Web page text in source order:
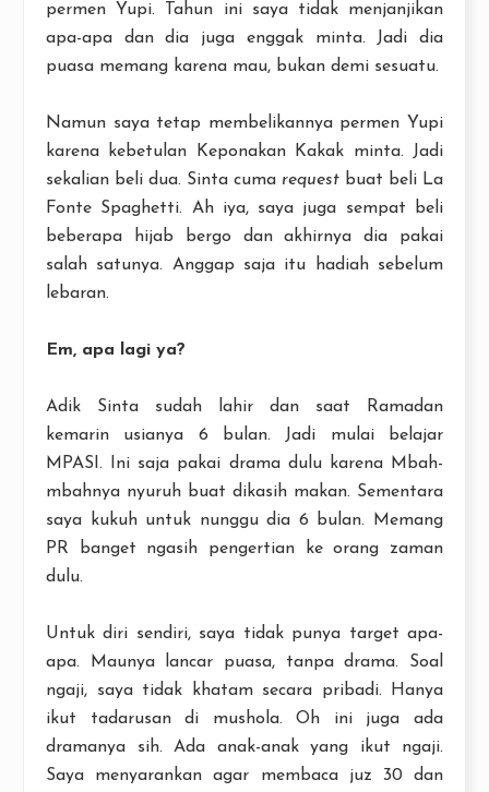
permen Yupi. Tahun ini saya tidak menjanjikan
apa-apa dan dia juga enggak minta. Jadi dia
puasa memang karena mau, bukan demi sesuatu.
Namun saya tetap membelikannya permen Yupi
karena kebetulan Keponakan Kakak minta. Jadi
sekalian beli dua. Sinta cuma request buat beli La
Fonte Spaghetti. Ah iya, saya juga sempat beli
beberapa hijab bergo dan akhirnya dia pakai
salah satunya. Anggap saja itu hadiah sebelum
lebaran.
Em, apa lagi ya?
Adik Sinta sudah lahir dan saat Ramadan
kemarin usianya 6 bulan. Jadi mulai belajar
MPASI. Ini saja pakai drama dulu karena Mbah-
mbahnya nyuruh buat dikasih makan. Sementara
saya kukuh untuk nunggu dia 6 bulan. Memang
PR banget ngasih pengertian ke orang zaman
dulu.
Untuk diri sendiri, saya tidak punya target apa-
apa. Maunya lancar puasa, tanpa drama. Soal
ngaji, saya tidak khatam secara pribadi. Hanya
ikut tadarusan di mushola. Oh ini juga ada
dramanya sih. Ada anak-anak yang ikut ngaji.
Saya menyarankan agar membaca juz 30 dan